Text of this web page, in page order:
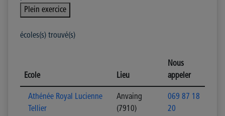
Plein exercice
écoles(s) trouvé(s)
Ecole Lieu
Nous
appeler
Athénée Royal Lucienne
Tellier
Anvaing
(7910)
069 87 18
20